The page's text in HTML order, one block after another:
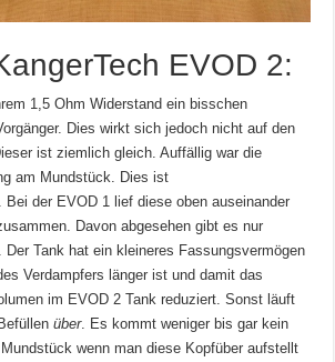
EVOD 2:
1,5 Ohm Widerstand ein bisschen
Dies wirkt sich jedoch nicht auf den
ist ziemlich gleich. Auffällig war die
am Mundstück. Dies ist
Bei der EVOD 1 lief diese oben auseinander
Davon abgesehen gibt es nur
Der Tank hat ein kleineres Fassungsvermögen
Verdampfers länger ist und damit das
im EVOD 2 Tank reduziert. Sonst läuft
über. Es kommt weniger bis gar kein
wenn man diese Kopfüber aufstellt